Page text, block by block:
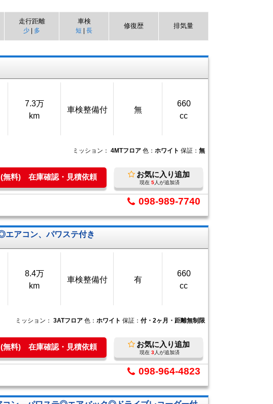
走行距離
少 | 多
車検
短 | 長
修復歴 排気量
7.3万
km
車検整備付 無
660
cc
ミッション： 4MTフロア 色： ホワイト 保証： 無
(無料) 在庫確認・見積依頼 お気に入り追加
現在 5人が追加済
098-989-7740
アコン、パワステ付き
8.4万
km
車検整備付 有
660
cc
ミッション： 3ATフロア 色： ホワイト 保証： 付・2ヶ月・距離無制限
(無料) 在庫確認・見積依頼 お気に入り追加
現在 3人が追加済
098-964-4823